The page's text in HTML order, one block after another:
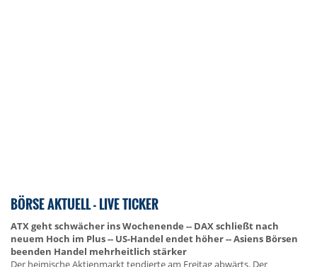
BÖRSE AKTUELL - LIVE TICKER
ATX geht schwächer ins Wochenende -- DAX schließt nach
neuem Hoch im Plus -- US-Handel endet höher -- Asiens Börsen
beenden Handel mehrheitlich stärker
Der heimische Aktienmarkt tendierte am Freitag abwärts. Der